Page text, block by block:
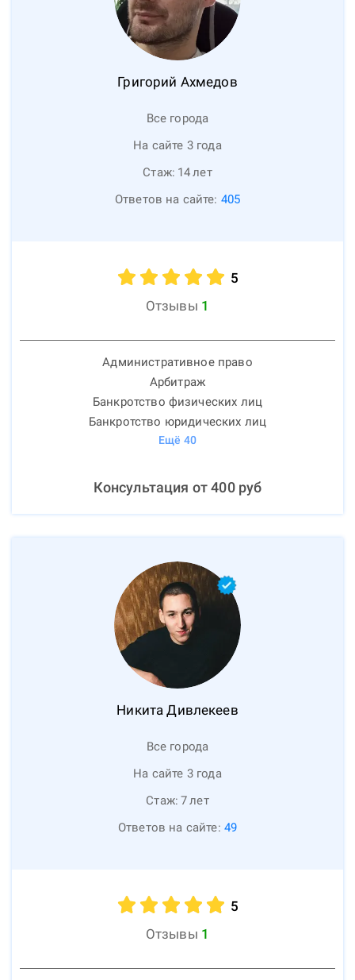
Григорий Ахмедов
Все города
На сайте 3 года
Стаж: 14лет
Ответов на сайте: 405
5
Отзывы 1
Административное право
Арбитраж
Банкротство физических лиц
Банкротство юридических лиц
Ещё 40
Консультация от400руб
Никита Дивлекеев
Все города
На сайте 3 года
Стаж: 7лет
Ответов на сайте: 49
5
Отзывы 1